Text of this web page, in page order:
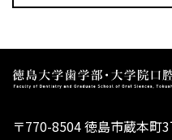
〒770-8504 徳島市蔵本町